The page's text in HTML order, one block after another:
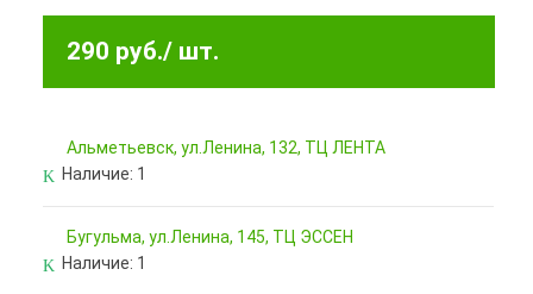
290 руб./ шт.
Альметьевск, ул.Ленина, 132, ТЦ ЛЕНТА
Наличие: 1
Бугульма, ул.Ленина, 145, ТЦ ЭССЕН
Наличие: 1